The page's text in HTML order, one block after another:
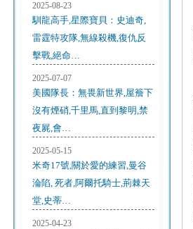
2025-08-23
馴龍高手,星際寶貝：史迪奇,
雷霆特攻隊,無線殺機,復仇反
擊戰,絕命…
2025-07-07
美國隊長：無畏新世界,屋簷下
沒有煙硝,千里馬,直到黎明,禁
夜屍,會…
2025-05-15
米奇17號,關於愛的練習,曼谷
淪陷, 死者,阿爾托騎士,荊棘天
堂,史蒂…
2025-04-23